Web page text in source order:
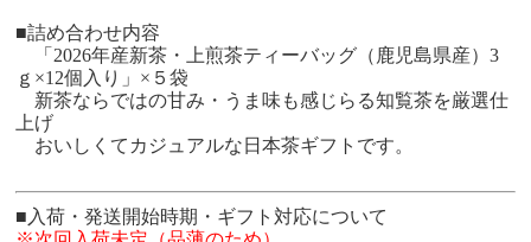
■詰め合わせ内容
「2026年産新茶・上煎茶ティーバッグ（鹿児島県産）3
ｇ×12個入り」×５袋
新茶ならではの甘み・うま味も感じらる知覧茶を厳選仕
上げ
おいしくてカジュアルな日本茶ギフトです。
■入荷・発送開始時期・ギフト対応について